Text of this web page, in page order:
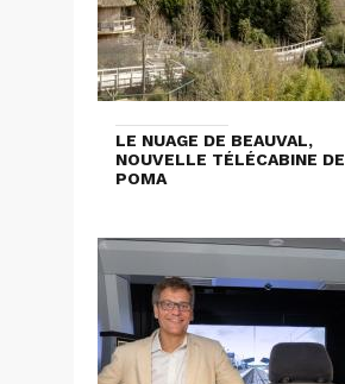
LE NUAGE DE BEAUVAL,
NOUVELLE TÉLÉCABINE DE
POMA